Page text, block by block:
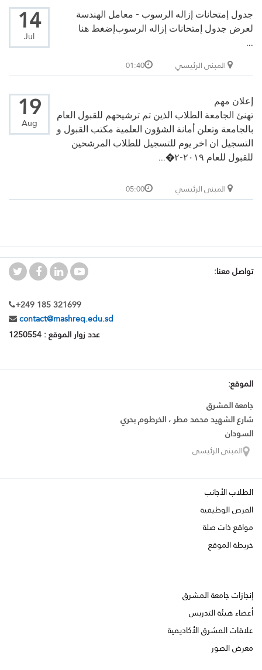
14
Jul
جدول إمتحانات إزاله الرسوب - معامل الهندسة
لعرض جدول إمتحانات إزاله الرسوبإضغط هنا
...
المبنى الرئيسي 01:40
19
Aug
إعلان مهم
تهنئ الجامعة الطلاب الذين تم ترشيحهم للقبول العام
بالجامعة وتعلن أمانة الشؤون العلمية مكتب القبول و
التسجيل ان اخر يوم للتسجيل للطلاب المرشحين
للقبول للعام ٢٠١٩-٢�...
المبنى الرئيسي 05:00
تواصل معنا:
+249 185 321699
contact@mashreq.edu.sd
عدد زوار الموقع : 1250554
الموقع:
جامعة المشرق
شارع الشهيد محمد مطر ، الخرطوم بحري
السودان
المبني الرئيسي
الطلاب الأجانب
الفرص الوظيفية
مواقع ذات صلة
خريطة الموقع
إنجازات جامعة المشرق
أعضاء هيئة التدريس
علاقات المشرق الأكاديمية
معرض الصور